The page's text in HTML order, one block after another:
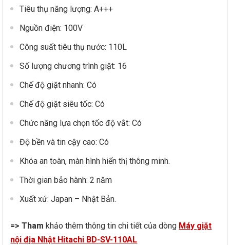
Tiêu thụ năng lượng: A+++
Nguồn điện: 100V
Công suất tiêu thụ nước: 110L
Số lượng chương trình giặt: 16
Chế độ giặt nhanh: Có
Chế độ giặt siêu tốc: Có
Chức năng lựa chọn tốc độ vắt: Có
Độ bền và tin cậy cao: Có
Khóa an toàn, màn hình hiển thị thông minh.
Thời gian bảo hành: 2 năm
Xuất xứ: Japan – Nhật Bản.
=> Tham khảo thêm thông tin chi tiết của dòng Máy giặt
nội địa Nhật Hitachi BD-SV-110AL